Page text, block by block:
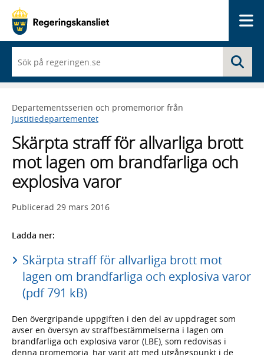
du
börjar
skriva
framträder
en
med
sökförslag
Departementsserien och promemorior från
Justitiedepartementet
Skärpta straff för allvarliga brott
mot lagen om brandfarliga och
explosiva varor
Publicerad 29 mars 2016
Ladda ner:
Skärpta straff för allvarliga brott mot
lagen om brandfarliga och explosiva varor
(pdf 791 kB)
Den övergripande uppgiften i den del av uppdraget som
avser en översyn av straffbestämmelserna i lagen om
brandfarliga och explosiva varor (LBE), som redovisas i
denna promemoria, har varit att med utgångspunkt i de